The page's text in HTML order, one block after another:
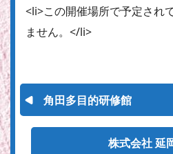
<li>この開催場所で予定され
ません。</li>
角田多目的研修館
株式会社 延